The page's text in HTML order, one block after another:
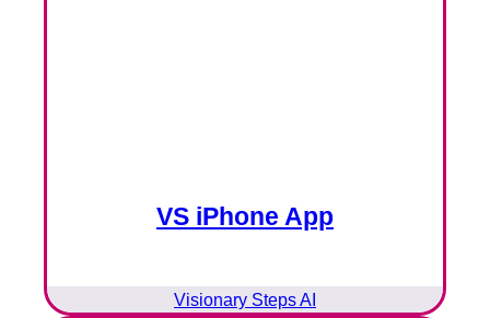
VS iPhone App
Visionary Steps AI